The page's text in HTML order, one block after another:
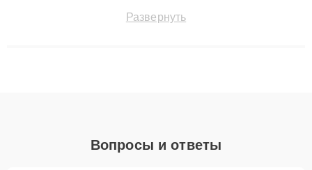
технику с сохранением гарантии до 3 лет. Наши мастера
Развернуть
Вопросы и ответы